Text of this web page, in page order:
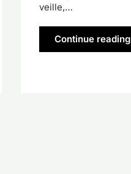
veille,…
Continue reading